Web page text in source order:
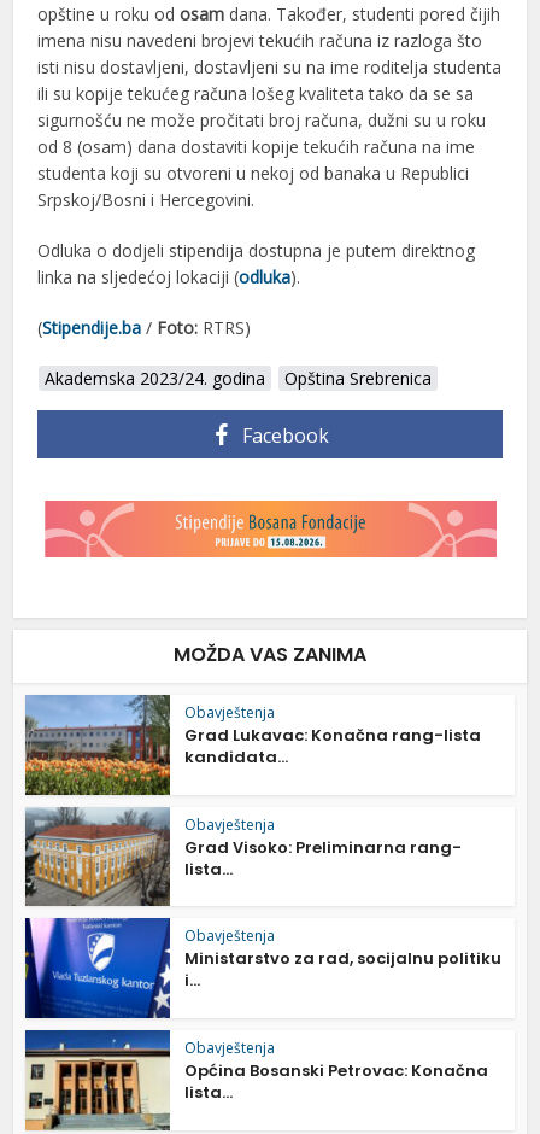
opštine u roku odosam dana. Također, studenti pored čijih
imena nisu navedeni brojevi tekućih računa iz razloga što
isti nisu dostavljeni, dostavljeni su na ime roditelja studenta
ili su kopije tekućeg računa lošeg kvaliteta tako da se sa
sigurnošću ne može pročitati broj računa, dužni su u roku
od 8 (osam) dana dostaviti kopije tekućih računa na ime
studenta koji su otvoreni u nekoj od banaka u Republici
Srpskoj/Bosni i Hercegovini.
Odluka o dodjeli stipendija dostupna je putem direktnog
linka na sljedećoj lokaciji (odluka).
(Stipendije.ba / Foto: RTRS)
Akademska 2023/24. godina Opština Srebrenica
Facebook
MOŽDA VAS ZANIMA
Obavještenja
Grad Lukavac: Konačna rang-lista
kandidata...
Obavještenja
Grad Visoko: Preliminarna rang-
lista...
Obavještenja
Ministarstvo za rad, socijalnu politiku
i...
Obavještenja
Općina Bosanski Petrovac: Konačna
lista...